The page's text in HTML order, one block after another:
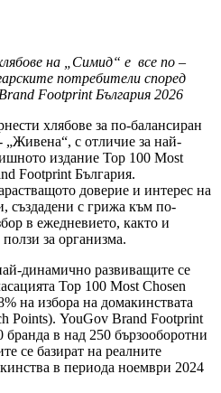
на „Симид“ е все по –
потребители според
Footprint България 2026
хлябове за по-балансиран
с отличие за най-
издание Top 100 Most
Footprint България.
доверие и интерес на
създадени с грижа към по-
в ежедневието, както и
за организма.
динамично развиващите се
Top 100 Most Chosen
на избора на домакинствата
Points). YouGov Brand Footprint
бранда в над 250 бързооборотни
се базират на реалните
в периода ноември 2024